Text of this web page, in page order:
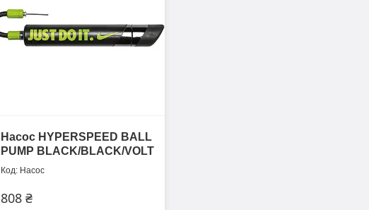
Насос HYPERSPEED BALL
PUMP BLACK/BLACK/VOLT
Насос
808 ₴